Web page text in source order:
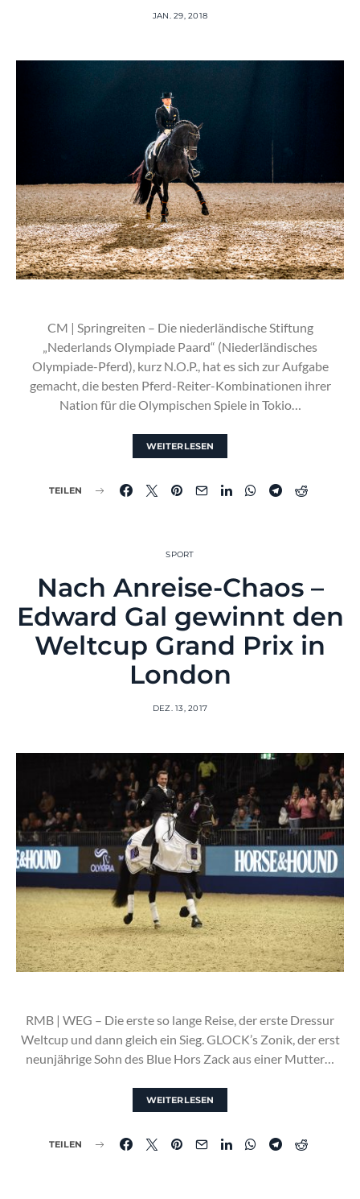
JAN. 29, 2018
CM | Springreiten – Die niederländische Stiftung
„Nederlands Olympiade Paard“ (Niederländisches
Olympiade-Pferd), kurz N.O.P., hat es sich zur Aufgabe
gemacht, die besten Pferd-Reiter-Kombinationen ihrer
Nation für die Olympischen Spiele in Tokio…
WEITERLESEN
TEILEN
SPORT
Nach Anreise-Chaos –
Edward Gal gewinnt den
Weltcup Grand Prix in
London
DEZ. 13, 2017
RMB | WEG – Die erste so lange Reise, der erste Dressur
Weltcup und dann gleich ein Sieg. GLOCK’s Zonik, der erst
neunjährige Sohn des Blue Hors Zack aus einer Mutter…
WEITERLESEN
TEILEN